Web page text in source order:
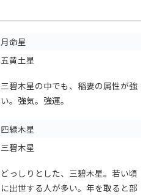
月命星
五黄土星
三碧木星の中でも、稲妻の属性が強
い。強気。強運。
四緑木星
三碧木星
どっしりとした、三碧木星。若い頃
に出世する人が多い。年を取ると部